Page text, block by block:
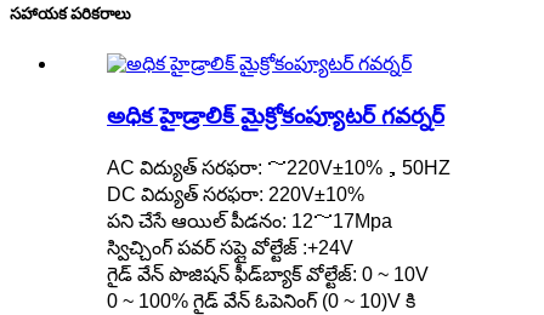
సహాయక పరికరాలు
అధిక హైడ్రాలిక్ మైక్రోకంప్యూటర్ గవర్నర్
AC విద్యుత్ సరఫరా: ～220V±10%，50HZ
DC విద్యుత్ సరఫరా: 220V±10%
పని చేసే ఆయిల్ పీడనం: 12～17Mpa
స్విచ్చింగ్ పవర్ సప్లై వోల్టేజ్ :+24V
గైడ్ వేన్ పొజిషన్ ఫీడ్‌బ్యాక్ వోల్టేజ్: 0 ~ 10V
0 ~ 100% గైడ్ వేన్ ఓపెనింగ్ (0 ~ 10)V కి